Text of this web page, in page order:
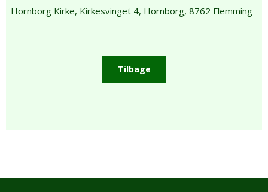
Hornborg Kirke, Kirkesvinget 4, Hornborg, 8762 Flemming
Tilbage